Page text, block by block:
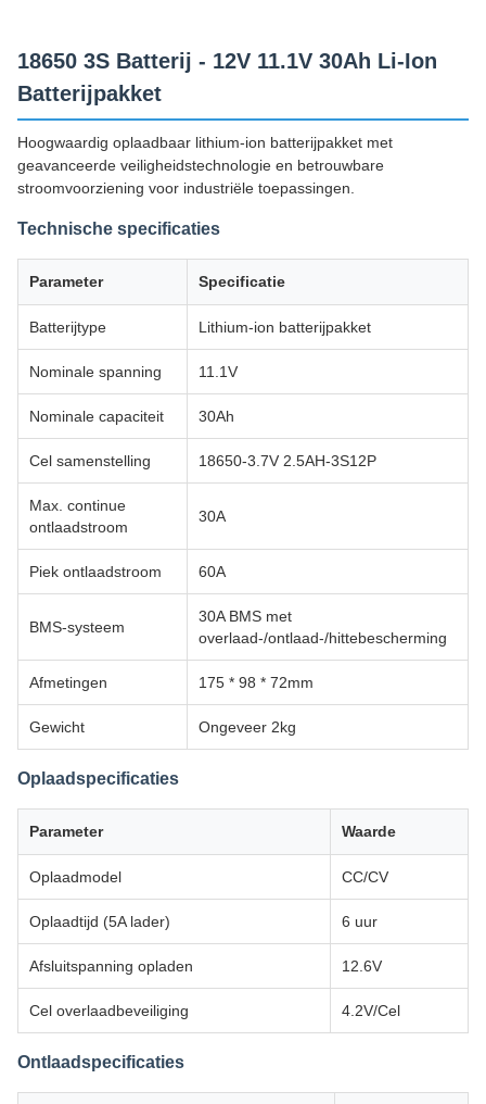
18650 3S Batterij - 12V 11.1V 30Ah Li-Ion
Batterijpakket
Hoogwaardig oplaadbaar lithium-ion batterijpakket met
geavanceerde veiligheidstechnologie en betrouwbare
stroomvoorziening voor industriële toepassingen.
Technische specificaties
Parameter Specificatie
Batterijtype Lithium-ion batterijpakket
Nominale spanning 11.1V
Nominale capaciteit 30Ah
Cel samenstelling 18650-3.7V 2.5AH-3S12P
Max. continue
ontlaadstroom
30A
Piek ontlaadstroom 60A
BMS-systeem
30A BMS met
overlaad-/ontlaad-/hittebescherming
Afmetingen 175 * 98 * 72mm
Gewicht Ongeveer 2kg
Oplaadspecificaties
Parameter Waarde
Oplaadmodel CC/CV
Oplaadtijd (5A lader) 6 uur
Afsluitspanning opladen 12.6V
Cel overlaadbeveiliging 4.2V/Cel
Ontlaadspecificaties